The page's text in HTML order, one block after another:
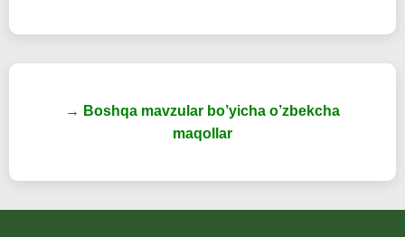
→ Boshqa mavzular bo’yicha o’zbekcha
maqollar